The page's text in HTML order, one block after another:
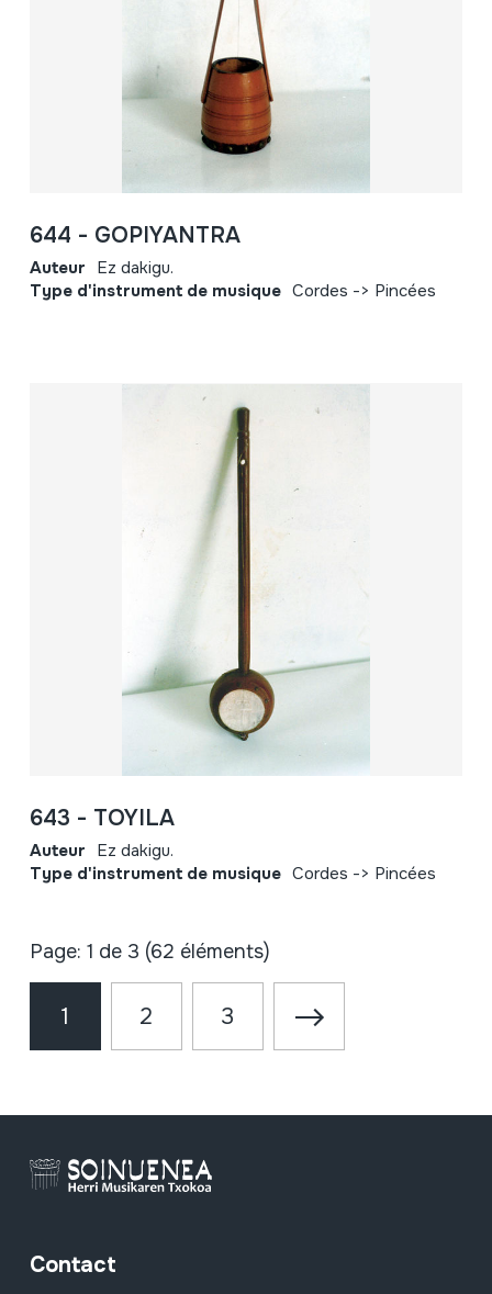
644 - GOPIYANTRA
Auteur Ez dakigu.
Type d'instrument de musique Cordes -> Pincées
643 - TOYILA
Auteur Ez dakigu.
Type d'instrument de musique Cordes -> Pincées
Page: 1 de 3 (62 éléments)
1 2 3
Contact